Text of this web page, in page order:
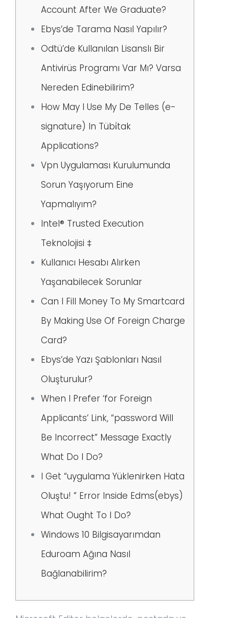
Account After We Graduate?
Ebys’de Tarama Nasıl Yapılır?
Odtü’de Kullanılan Lisanslı Bir
Antivirüs Programı Var Mı? Varsa
Nereden Edinebilirim?
How May I Use My De Telles (e-
signature) In Tübi̇tak
Applications?
Vpn Uygulaması Kurulumunda
Sorun Yaşıyorum Eine
Yapmalıyım?
Intel® Trusted Execution
Teknolojisi ‡
Kullanıcı Hesabı Alırken
Yaşanabilecek Sorunlar
Can I Fill Money To My Smartcard
By Making Use Of Foreign Charge
Card?
Ebys’de Yazı Şablonları Nasıl
Oluşturulur?
When I Prefer ‘for Foreign
Applicants’ Link, “password Will
Be Incorrect” Message Exactly
What Do I Do?
I Get “uygulama Yüklenirken Hata
Oluştu! ” Error Inside Edms(ebys)
What Ought To I Do?
Windows 10 Bilgisayarımdan
Eduroam Ağına Nasıl
Bağlanabilirim?